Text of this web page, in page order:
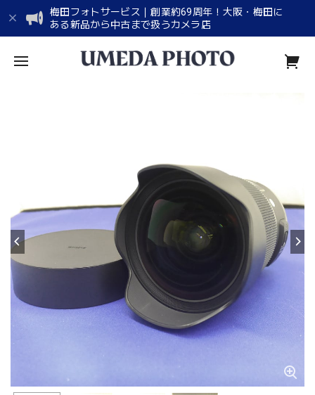
梅田フォトサービス｜創業約69周年！大阪・梅田に
ある新品から中古まで扱うカメラ店